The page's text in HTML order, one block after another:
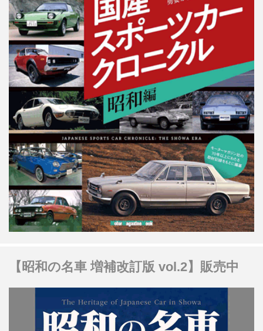
【昭和の名車 増補改訂版 vol.2】販売中